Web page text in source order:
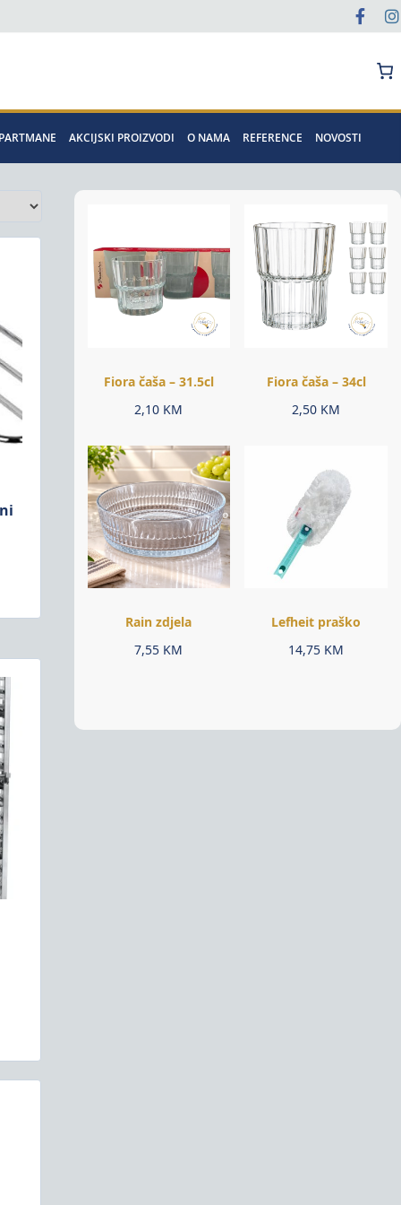
AKCIJSKI PROIZVODI O NAMA REFERENCE NOVOSTI
Fiora čaša – 31.5cl
2,10 KM
Fiora čaša – 34cl
2,50 KM
Rain zdjela
7,55 KM
Lefheit praško
14,75 KM